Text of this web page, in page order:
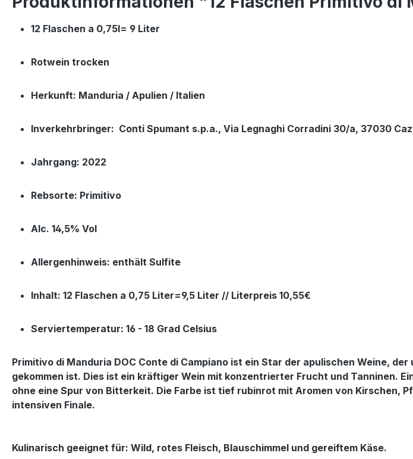
12 Flaschen a 0,75l= 9 Liter
Rotwein trocken
Herkunft: Manduria / Apulien / Italien
Inverkehrbringer: Conti Spumant s.p.a., Via Legnaghi Corradini 30/a, 37030
Jahrgang: 2022
Rebsorte: Primitivo
Alc. 14,5% Vol
Allergenhinweis: enthält Sulfite
Inhalt: 12 Flaschen a 0,75 Liter=9,5 Liter // Literpreis 10,55€
Serviertemperatur: 16 - 18 Grad Celsius
Primitivo di Manduria DOC Conte di Campiano ist ein Star der apulischen Weine,
gekommen ist. Dies ist ein kräftiger Wein mit konzentrierter Frucht und Tanninen.
ohne eine Spur von Bitterkeit. Die Farbe ist tief rubinrot mit Aromen von Kirschen,
intensiven Finale.
Kulinarisch geeignet für: Wild, rotes Fleisch, Blauschimmel und gereiftem Käse.